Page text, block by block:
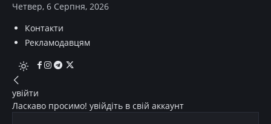
Четвер, 6 Серпня, 2026
Контакти
Рекламодавцям
увійти
Ласкаво просимо! увійдіть в свій аккаунт